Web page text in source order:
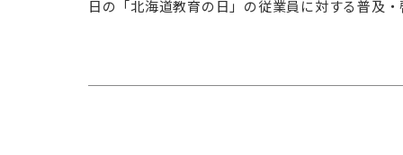
日の「北海道教育の日」の従業員に対する普及・